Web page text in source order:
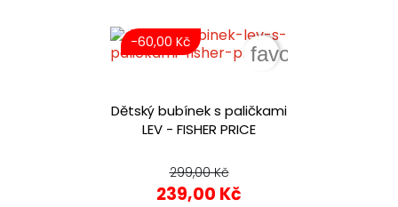
Dětský bubínek s paličkami
LEV - FISHER PRICE
299,00 Kč
239,00 Kč
-60,00 Kč
favorite_border